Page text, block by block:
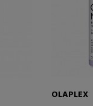
OLAPLEX